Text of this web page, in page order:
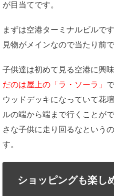
が目当てです。
まずは空港ターミナルビルです
見物がメインなので当たり前
子供達は初めて見る空港に興
だのは屋上の「ラ・ソーラ」
ウッドデッキになっていて花
ルの端から端まで行くことが
さな子供に走り回るなという
す。
ショッピングも楽し